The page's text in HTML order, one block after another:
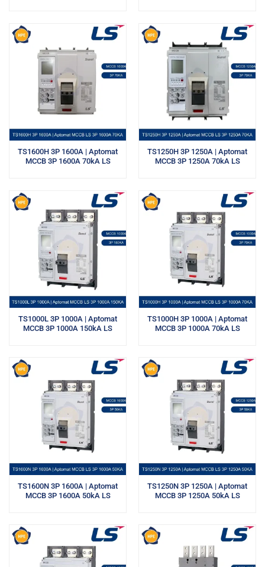
TS1600H 3P 1600A | Aptomat
MCCB 3P 1600A 70kA LS
TS1250H 3P 1250A | Aptomat
MCCB 3P 1250A 70kA LS
TS1000L 3P 1000A | Aptomat
MCCB 3P 1000A 150kA LS
TS1000H 3P 1000A | Aptomat
MCCB 3P 1000A 70kA LS
TS1600N 3P 1600A | Aptomat
MCCB 3P 1600A 50kA LS
TS1250N 3P 1250A | Aptomat
MCCB 3P 1250A 50kA LS